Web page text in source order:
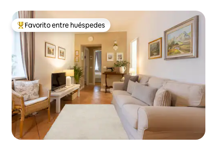
Favorito entre los huéspedes más destacados
Favorito entre huéspedes